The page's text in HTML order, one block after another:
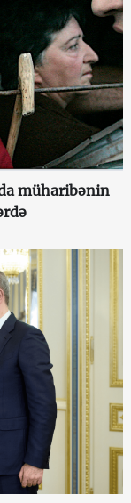
müharibənin